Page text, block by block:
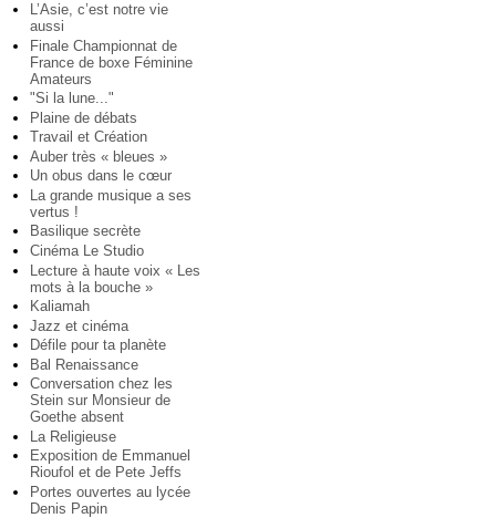
L’Asie, c’est notre vie
aussi
Finale Championnat de
France de boxe Féminine
Amateurs
"Si la lune..."
Plaine de débats
Travail et Création
Auber très « bleues »
Un obus dans le cœur
La grande musique a ses
vertus !
Basilique secrète
Cinéma Le Studio
Lecture à haute voix « Les
mots à la bouche »
Kaliamah
Jazz et cinéma
Défile pour ta planète
Bal Renaissance
Conversation chez les
Stein sur Monsieur de
Goethe absent
La Religieuse
Exposition de Emmanuel
Rioufol et de Pete Jeffs
Portes ouvertes au lycée
Denis Papin